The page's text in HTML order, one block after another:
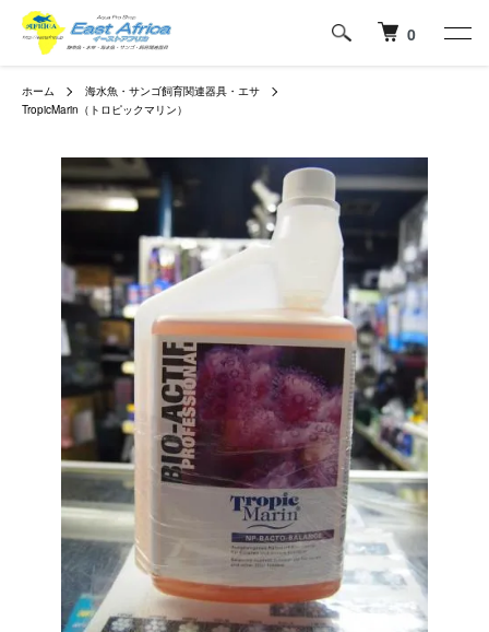
0
ホーム
海水魚・サンゴ飼育関連器具・エサ
TropicMarin（トロピックマリン）